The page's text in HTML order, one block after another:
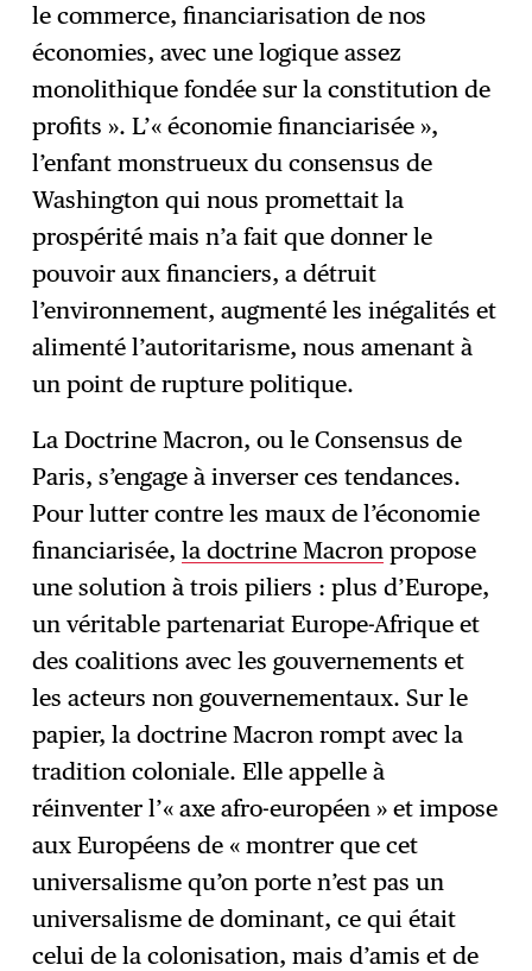
le commerce, financiarisation de nos
économies, avec une logique assez
monolithique fondée sur la constitution de
profits ». L’« économie financiarisée »,
l’enfant monstrueux du consensus de
Washington qui nous promettait la
prospérité mais n’a fait que donner le
pouvoir aux financiers, a détruit
l’environnement, augmenté les inégalités et
alimenté l’autoritarisme, nous amenant à
un point de rupture politique.
La Doctrine Macron, ou le Consensus de
Paris, s’engage à inverser ces tendances.
Pour lutter contre les maux de l’économie
financiarisée,la doctrine Macron propose
une solution à trois piliers : plus d’Europe,
un véritable partenariat Europe-Afrique et
des coalitions avec les gouvernements et
les acteurs non gouvernementaux. Sur le
papier, la doctrine Macron rompt avec la
tradition coloniale. Elle appelle à
réinventer l’« axe afro-européen » et impose
aux Européens de « montrer que cet
universalisme qu’on porte n’est pas un
universalisme de dominant, ce qui était
celui de la colonisation, mais d’amis et de